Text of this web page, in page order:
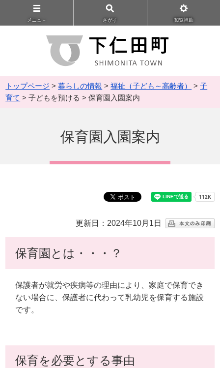
メニュ－ さがす 閲覧補助
トップページ >暮らしの情報 >福祉（子ども～高齢者） >子
育て > 子どもを預ける > 保育園入園案内
保育園入園案内
更新日：2024年10月1日
保育園とは・・・？
保護者が就労や疾病等の理由により、家庭で保育でき
ない場合に、保護者に代わって乳幼児を保育する施設
です。
保育を必要とする事由